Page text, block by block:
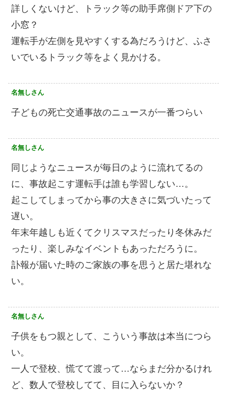
詳しくないけど、トラック等の助手席側ドア下の
小窓？
運転手が左側を見やすくする為だろうけど、ふさ
いでいるトラック等をよく見かける。
名無しさん
子どもの死亡交通事故のニュースが一番つらい
名無しさん
同じようなニュースが毎日のように流れてるの
に、事故起こす運転手は誰も学習しない…。
起こしてしまってから事の大きさに気づいたって
遅い。
年末年越しも近くてクリスマスだったり冬休みだ
ったり、楽しみなイベントもあっただろうに。
訃報が届いた時のご家族の事を思うと居た堪れな
い。
名無しさん
子供をもつ親として、こういう事故は本当につら
い。
一人で登校、慌てて渡って…ならまだ分かるけれ
ど、数人で登校してて、目に入らないか？